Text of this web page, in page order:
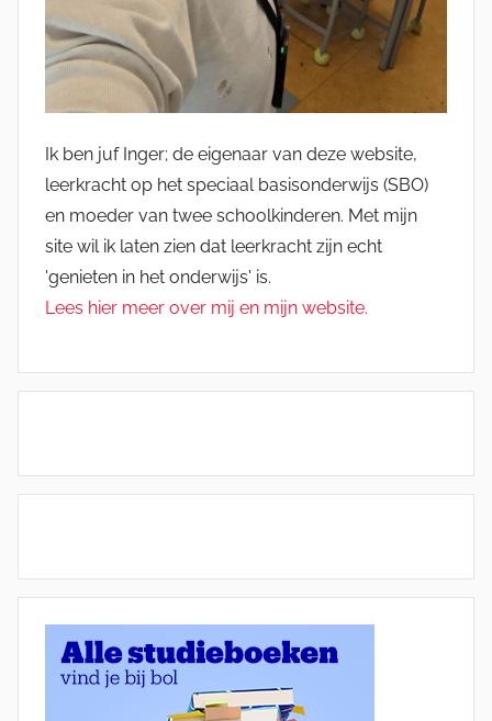
Ik ben juf Inger; de eigenaar van deze website,
leerkracht op het speciaal basisonderwijs (SBO)
en moeder van twee schoolkinderen. Met mijn
site wil ik laten zien dat leerkracht zijn echt
'genieten in het onderwijs' is.
Lees hier meer over mij en mijn website.